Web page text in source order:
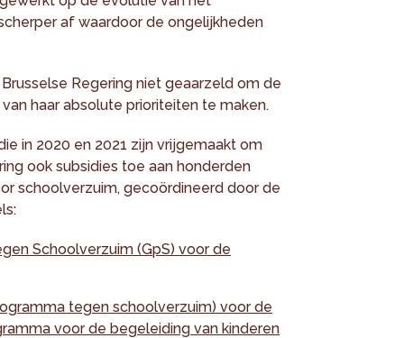
af waardoor de ongelijkheden
Regering niet geaarzeld om de
haar absolute prioriteiten te maken.
in 2020 en 2021 zijn vrijgemaakt om
ook subsidies toe aan honderden
schoolverzuim, gecoördineerd door de
Schoolverzuim (GpS) voor de
tegen schoolverzuim) voor de
voor de begeleiding van kinderen